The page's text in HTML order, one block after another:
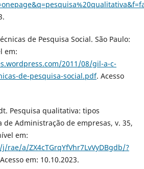
de Pesquisa Social. São Paulo:
em:
2011/08/gil-a-c-
de-pesquisa-social.pdf. Acesso
Pesquisa qualitativa: tipos
de Administração de empresas, v. 35,
em:
a/ZX4cTGrqYfVhr7LvVyDBgdb/?
em: 10.10.2023.